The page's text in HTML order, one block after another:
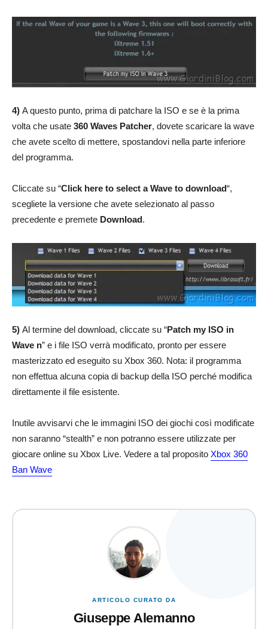
4) A questo punto, prima di patchare la ISO e se è la prima
volta che usate 360 Waves Patcher, dovete scaricare la wave
che avete scelto di mettere, spostandovi nella parte inferiore
del programma.
Cliccate su “Click here to select a Wave to download“,
scegliete la versione che avete selezionato al passo
precedente e premete Download.
5) Al termine del download, cliccate su “Patch my ISO in
Wave n” e i file ISO verrà modificato, pronto per essere
masterizzato ed eseguito su Xbox 360. Nota: il programma
non effettua alcuna copia di backup della ISO perché modifica
direttamente il file esistente.
Inutile avvisarvi che le immagini ISO dei giochi così modificate
non saranno “stealth” e non potranno essere utilizzate per
giocare online su Xbox Live. Vedere a tal proposito Xbox 360
Ban Wave
ARTICOLO CURATO DA
Giuseppe Alemanno